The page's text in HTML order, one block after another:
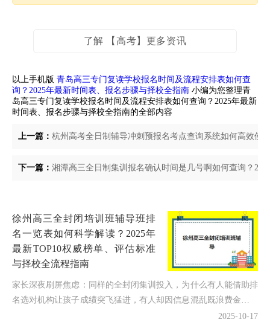
了解 【高考】更多资讯
以上手机版 青岛高三专门复读学校报名时间及流程安排表如何查
询？2025年最新时间表、报名步骤与择校全指南 小编为您整理青
岛高三专门复读学校报名时间及流程安排表如何查询？2025年最新
时间表、报名步骤与择校全指南的全部内容
上一篇： 杭州高考全日制辅导冲刺预报名考点查询系统如何高效使
下一篇： 湘潭高三全日制集训报名确认时间是几号啊如何查询？
徐州高三全封闭培训班辅导班排
名一览表如何科学解读？2025年
最新TOP10权威榜单、评估标准
与择校全流程指南
家长深夜刷屏焦虑：同样的全封闭集训投入，为什么有人能借助排
名选对机构让孩子成绩突飞猛进，有人却因信息混乱既浪费金钱又
错失备考黄金期？2025年高考备战进入白热化阶段，徐州...2025-10-17